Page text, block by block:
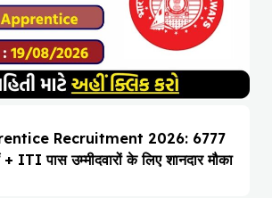
Recruitment 2026: 6777
+ ITI पास उम्मीदवारों के लिए शानदार मौका